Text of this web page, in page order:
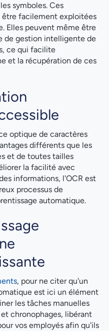
symboles. Ces
facilement exploitées
Elles peuvent même être
de gestion intelligente de
ce qui facilite
et la récupération de ces
optique de caractères
différents que les
et de toutes tailles
la facilité avec
informations, l'OCR est
processus de
automatique.
, pour ne citer qu'un
est ici un élément
les tâches manuelles
chronophages, libérant
vos employés afin qu'ils